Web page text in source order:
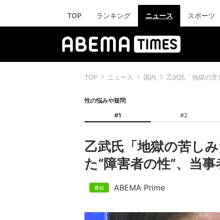
TOP ランキング ニュース スポーツ
TOP ニュース 国内 乙武氏「地獄の苦
性の悩みや疑問
#1
#2
乙武氏「地獄の苦し
た“障害者の性”、当
ABEMA Prime